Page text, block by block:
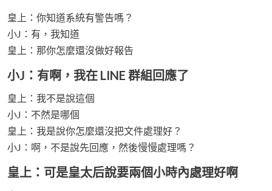
皇上：你知道系統有警告嗎？
小J：有，我知道
皇上：那你怎麼還沒做好報告
小J：有啊，我在 LINE 群組回應了
皇上：我不是說這個
小J：不然是哪個
皇上：我是說你怎麼還沒把文件處理好？
小J：啊，不是說先回應，然後慢慢處理嗎？
皇上：可是皇太后說要兩個小時內處理好啊